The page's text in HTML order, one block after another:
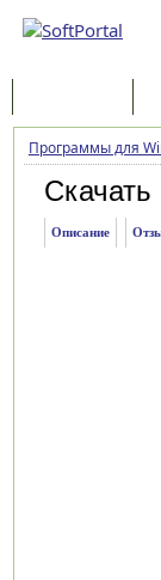
Программы для
Скачать
Описание